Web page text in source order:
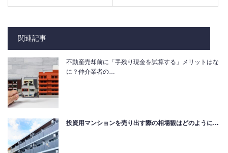
関連記事
不動産売却前に「手残り現金を試算する」メリットはな
に？仲介業者の…
投資用マンションを売り出す際の相場観はどのように…